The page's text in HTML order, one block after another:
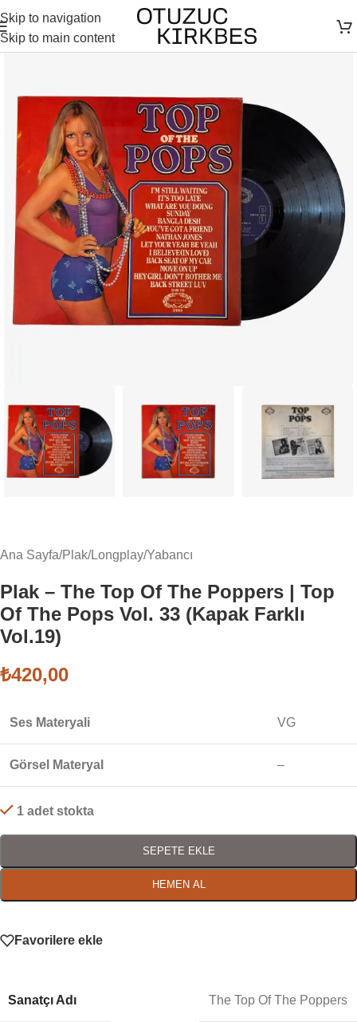
Skip to navigation
Skip to main content
Ana Sayfa/Plak/Longplay/Yabancı
Plak – The Top Of The Poppers | Top
Of The Pops Vol. 33 (Kapak Farklı
Vol.19)
₺420,00
Ses Materyali VG
Görsel Materyal –
1 adet stokta
SEPETE EKLE
HEMEN AL
Favorilere ekle
Sanatçı Adı The Top Of The Poppers